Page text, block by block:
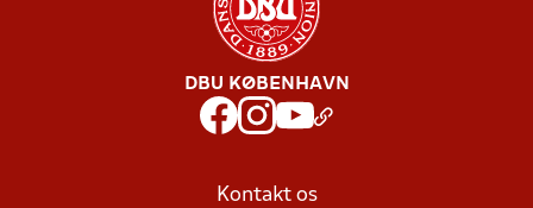
DBU KØBENHAVN
Kontakt os